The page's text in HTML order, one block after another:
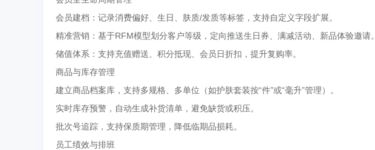
会员建档：记录消费偏好、生日、肤质/发质等标签，支持自定义字段扩展。
精准营销：基于RFM模型划分客户等级，定向推送生日券、满减活动、新品体验邀请。
储值体系：支持充值赠送、积分抵现、会员日折扣，提升复购率。
‌商品与库存管理‌
建立商品档案库，支持多规格、多单位（如护肤套装按“件”或“毫升”管理）。
实时库存预警，自动生成补货清单，避免缺货或积压。
批次号追踪，支持保质期管理，降低临期品损耗。
‌员工绩效与排班‌